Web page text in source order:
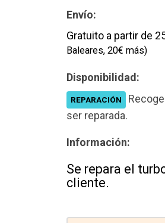
Envío:
Gratuito a partir de
Baleares, 20€ más)
Disponibilidad:
REPARACIÓN
ser reparada.
Información:
Se repara el
cliente.